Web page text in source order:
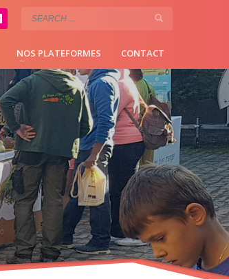
NOS PLATEFORMES CONTACT